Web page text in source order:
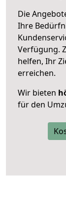
Die
Ihre
Verfügung.
helfen, Ihr
erreichen.
Wir bieten
für den